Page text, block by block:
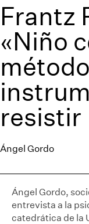
Frantz
«Niño
resistir
Ángel Gordo
Ángel Gordo,
entrevista a la
catedrática de la